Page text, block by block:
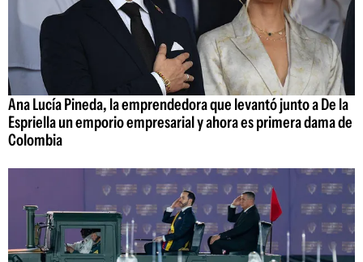
Ana Lucía Pineda, la emprendedora que levantó junto a De la
Espriella un emporio empresarial y ahora es primera dama de
Colombia